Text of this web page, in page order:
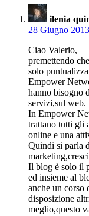
ilenia
28 Giugno
Ciao Valerio,
premettendo
solo
Empower
hanno bisogno
servizi,sul web.
In Empower
trattano tutti gli
online e una
Quindi si parla
Il blog è solo il
ed insieme al
anche un corso
disposizione
meglio,questo